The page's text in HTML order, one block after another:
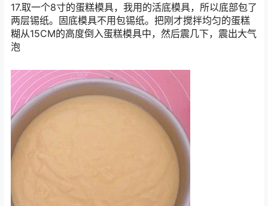
17.取一个8寸的蛋糕模具，我用的活底模具，所以底部包了
两层锡纸。固底模具不用包锡纸。把刚才搅拌均匀的蛋糕
糊从15CM的高度倒入蛋糕模具中，然后震几下，震出大气
泡